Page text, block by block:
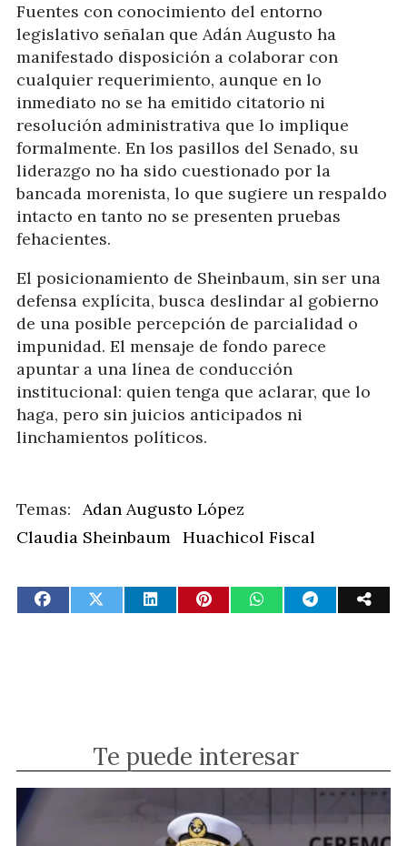
Fuentes con conocimiento del entorno
legislativo señalan que Adán Augusto ha
manifestado disposición a colaborar con
cualquier requerimiento, aunque en lo
inmediato no se ha emitido citatorio ni
resolución administrativa que lo implique
formalmente. En los pasillos del Senado, su
liderazgo no ha sido cuestionado por la
bancada morenista, lo que sugiere un respaldo
intacto en tanto no se presenten pruebas
fehacientes.
El posicionamiento de Sheinbaum, sin ser una
defensa explícita, busca deslindar al gobierno
de una posible percepción de parcialidad o
impunidad. El mensaje de fondo parece
apuntar a una línea de conducción
institucional: quien tenga que aclarar, que lo
haga, pero sin juicios anticipados ni
linchamientos políticos.
Adan Augusto López
Claudia Sheinbaum Huachicol Fiscal
Te puede interesar